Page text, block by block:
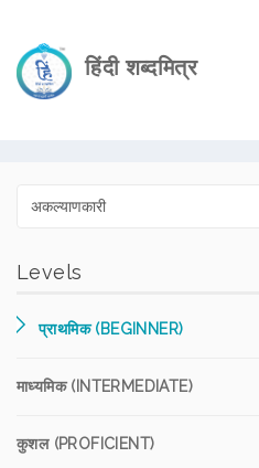
हिंदी शब्दमित्र
Levels
प्राथमिक (BEGINNER)
माध्यमिक (INTERMEDIATE)
कुशल (PROFICIENT)